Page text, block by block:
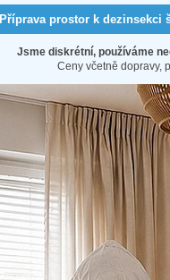
Příprava prostor k dezinsekci
Jsme diskrétní, používáme
Ceny včetně dopravy,